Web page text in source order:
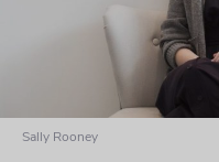
Sally Rooney